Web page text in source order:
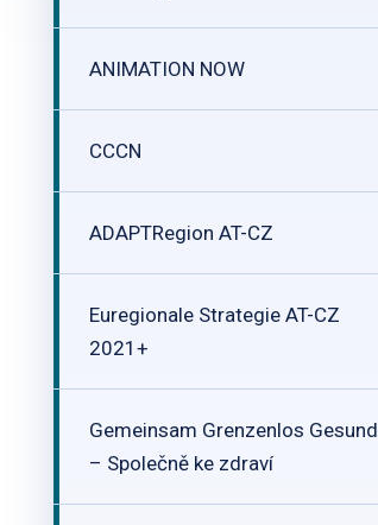
ANIMATION NOW
CCCN
ADAPTRegion AT-CZ
Euregionale Strategie AT-CZ
2021+
Gemeinsam Grenzenlos Gesund
– Společně ke zdraví